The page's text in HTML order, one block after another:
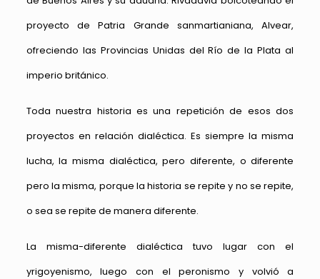
proyecto de Patria Grande sanmartianiana, Alvear,
ofreciendo las Provincias Unidas del Río de la Plata al
imperio británico.
Toda nuestra historia es una repetición de esos dos
proyectos en relación dialéctica. Es siempre la misma
lucha, la misma dialéctica, pero diferente, o diferente
pero la misma, porque la historia se repite y no se repite,
o sea se repite de manera diferente.
La misma-diferente dialéctica tuvo lugar con el
yrigoyenismo, luego con el peronismo y volvió a